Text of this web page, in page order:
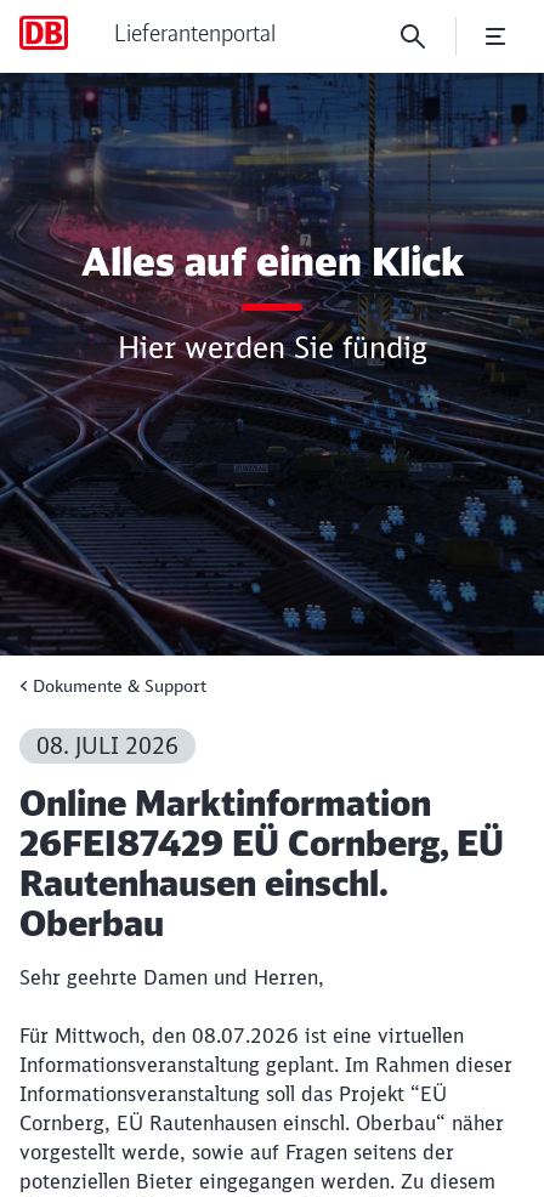
Online Marktinformation
Lieferantenportal
Alles auf einen Klick
Hier werden Sie fündig
Dokumente & Support
08. JULI 2026
Artikel:
Online Marktinformation
26FEI87429 EÜ Cornberg, EÜ
Rautenhausen einschl.
Oberbau
Sehr geehrte Damen und Herren,
Für Mittwoch, den 08.07.2026 ist eine virtuellen
Informationsveranstaltung geplant. Im Rahmen dieser
Informationsveranstaltung soll das Projekt “EÜ
Cornberg, EÜ Rautenhausen einschl. Oberbau“ näher
vorgestellt werde, sowie auf Fragen seitens der
potenziellen Bieter eingegangen werden. Zu diesem